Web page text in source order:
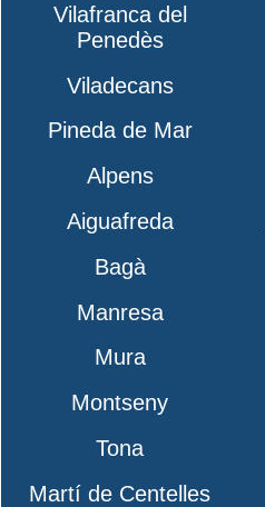
Vilafranca del
Penedès
Viladecans
Pineda de Mar
Alpens
Aiguafreda
Bagà
Manresa
Mura
Montseny
Tona
Martí de Centelles